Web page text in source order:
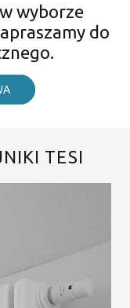
wyborze
do
TESI